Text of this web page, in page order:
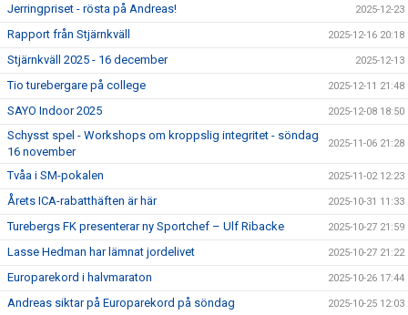
Jerringpriset - rösta på Andreas! 2025-12-23
Rapport från Stjärnkväll 2025-12-16 20:18
Stjärnkväll 2025 - 16 december 2025-12-13
Tio turebergare på college 2025-12-11 21:48
SAYO Indoor 2025 2025-12-08 18:50
Schysst spel - Workshops om kroppslig integritet - söndag
16 november
2025-11-06 21:28
Tvåa i SM-pokalen 2025-11-02 12:23
Årets ICA-rabatthäften är här 2025-10-31 11:33
Turebergs FK presenterar ny Sportchef – Ulf Ribacke 2025-10-27 21:59
Lasse Hedman har lämnat jordelivet 2025-10-27 21:22
Europarekord i halvmaraton 2025-10-26 17:44
Andreas siktar på Europarekord på söndag 2025-10-25 12:03